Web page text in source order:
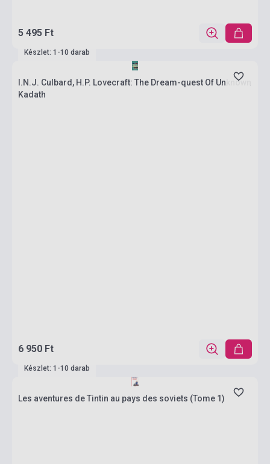
5 495 Ft
Készlet: 1-10 darab
I.N.J. Culbard, H.P. Lovecraft: The Dream-quest Of Unknown
Kadath
6 950 Ft
Készlet: 1-10 darab
Les aventures de Tintin au pays des soviets (Tome 1)